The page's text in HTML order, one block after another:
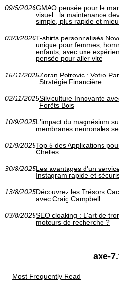
09/5/2026GMAO pensée pour le
visuel : la maintenance
simple, plus rapide et
03/3/2026T-shirts personnalisés
unique pour femmes,
enfants, avec une
pensée pour aller vite
15/11/2025Zoran Petrovic : Votre
Stratégie Financière
02/11/2025Silviculture Innovante
Forêts Bois
10/9/2025L'impact du magnésium
membranes neuronales
01/9/2025Top 5 des Applications
Chelles
30/8/2025Les avantages d'un
Instagram rapide et
13/8/2025Découvrez les Trésors
avec Craig Campbell
03/8/2025SEO cloaking : L'art de
moteurs de recherche ?
axe-
Most Frequently Read